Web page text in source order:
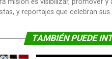
misión es visibilizar, promover
y reportajes que celebran
TAMBIÉN PUEDE